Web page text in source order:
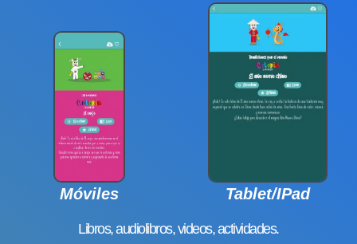
Móviles Tablet/IPad
Libros, audiolibros, videos, actividades.